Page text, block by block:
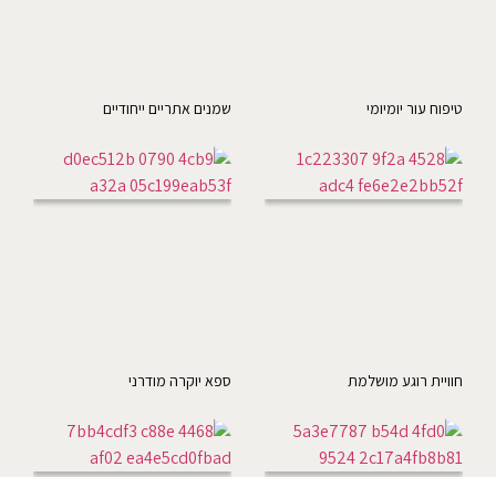
טיפוח עור יומיומי שמנים אתריים ייחודיים
חוויית רוגע מושלמת ספא יוקרה מודרני